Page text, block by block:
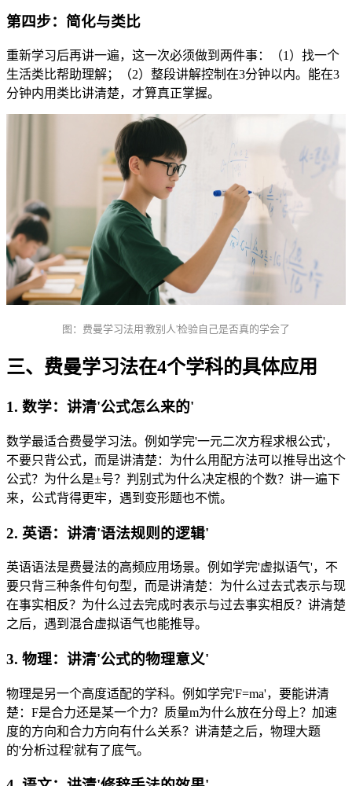
第四步：简化与类比
重新学习后再讲一遍，这一次必须做到两件事：（1）找一个
生活类比帮助理解；（2）整段讲解控制在3分钟以内。能在3
分钟内用类比讲清楚，才算真正掌握。
图：费曼学习法用'教别人'检验自己是否真的学会了
三、费曼学习法在4个学科的具体应用
1. 数学：讲清'公式怎么来的'
数学最适合费曼学习法。例如学完'一元二次方程求根公式'，
不要只背公式，而是讲清楚：为什么用配方法可以推导出这个
公式？为什么是±号？判别式为什么决定根的个数？讲一遍下
来，公式背得更牢，遇到变形题也不慌。
2. 英语：讲清'语法规则的逻辑'
英语语法是费曼法的高频应用场景。例如学完'虚拟语气'，不
要只背三种条件句句型，而是讲清楚：为什么过去式表示与现
在事实相反？为什么过去完成时表示与过去事实相反？讲清楚
之后，遇到混合虚拟语气也能推导。
3. 物理：讲清'公式的物理意义'
物理是另一个高度适配的学科。例如学完'F=ma'，要能讲清
楚：F是合力还是某一个力？质量m为什么放在分母上？加速
度的方向和合力方向有什么关系？讲清楚之后，物理大题
的'分析过程'就有了底气。